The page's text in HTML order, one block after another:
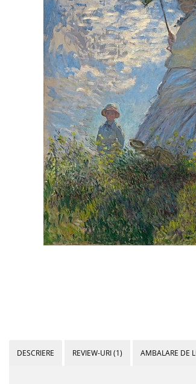
Reduceri
Cele mai noi
Cele mai vandute
Cele mai votate
0 Lei - 100 Lei
100 Lei - 200 Lei
200 Lei - 300 Lei
300 Lei - 500 Lei
500 Lei - 1000 Lei
1000 Lei +
DESCRIERE REVIEW-URI(1) AMBALARE DE